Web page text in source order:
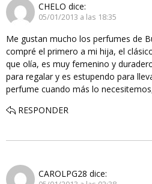
CHELO dice:
05/01/2013 a las 18:35
Me gustan mucho los perfumes de
compré el primero a mi hija, el
que olía, es muy femenino y
para regalar y es estupendo para
perfume cuando más lo
RESPONDER
CAROLPG28 dice: